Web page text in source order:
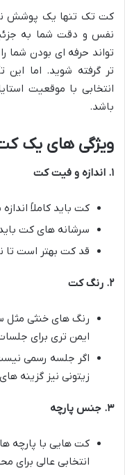
کت تک تنها یک پوشش
نفس و دقت شما به
تواند حرفه ای بودن
تر گرفته شوید. اما
انتخابی با موقعیت
باشد.
ویژگی های یک
۱. اندازه و فیت کت
کت باید کاملاً
سرشانه های کت
قد کت بهتر است تا
۲. رنگ کت
رنگ های خنثی مثل
ایمن تری برای
اگر جلسه رسمی
زیتونی نیز گزینه
۳. جنس پارچه
کت هایی با پارچه
انتخابی عالی